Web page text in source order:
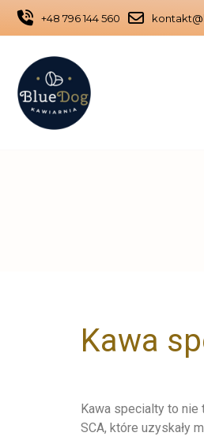
+48 796 144 560
Kawa
Kawa specialty to nie
SCA, które uzyskały